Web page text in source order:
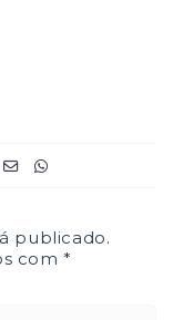
publicado.
com*